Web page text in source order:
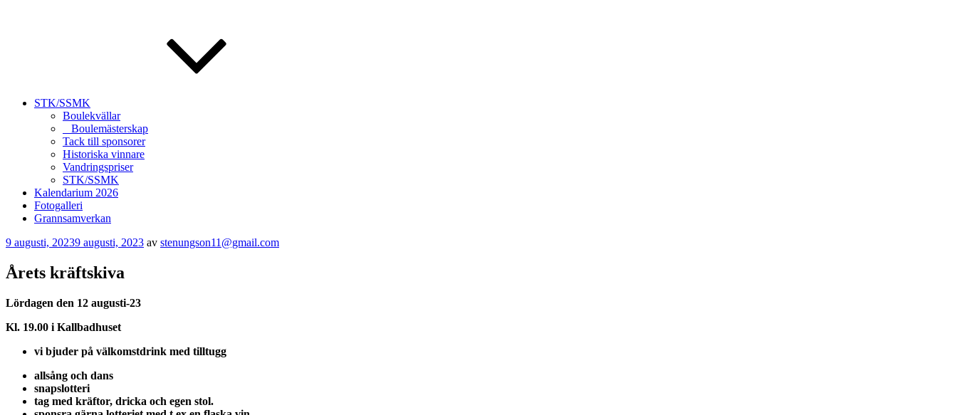
STK/SSMK
Boulekvällar
Boulemästerskap
Tack till sponsorer
Historiska vinnare
Vandringspriser
STK/SSMK
Kalendarium 2026
Fotogalleri
Grannsamverkan
Publicerat
9 augusti, 20239 augusti, 2023 av stenungson11@gmail.com
Årets kräftskiva
Lördagen den 12 augusti-23
Kl. 19.00 i Kallbadhuset
vi bjuder på välkomstdrink med tilltugg
allsång och dans
snapslotteri
tag med kräftor, dricka och egen stol.